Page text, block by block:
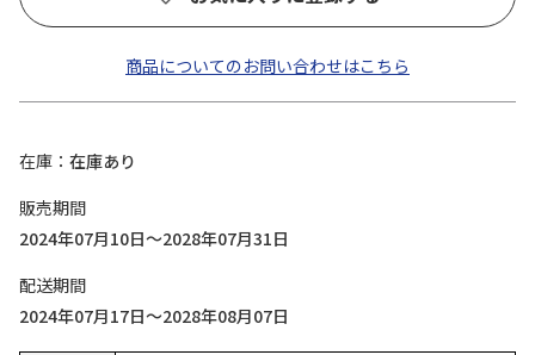
商品についてのお問い合わせはこちら
在庫
在庫あり
販売期間
2024年07月10日～2028年07月31日
配送期間
2024年07月17日～2028年08月07日